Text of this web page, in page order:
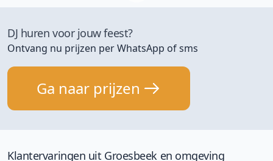
DJ huren voor jouw feest?
Ontvang nu prijzen per WhatsApp of sms
Ga naar prijzen
Klantervaringen uit Groesbeek en omgeving